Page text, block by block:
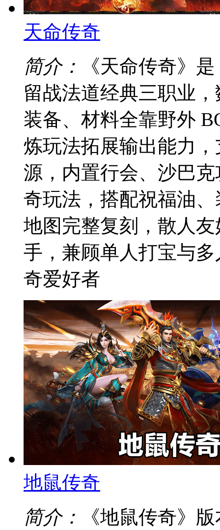
天命传奇
简介：
《天命传奇》
留战法道经典三职业
装备、材料全靠野外
炼玩法拓展输出能力
源，内置行会、沙巴
奇玩法，搭配祝福油
地图完整复刻，散人
手，兼顾单人打宝与
奇爱好者
地鼠传奇
简介：
《地鼠传奇》